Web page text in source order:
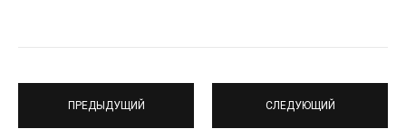
ПРЕДЫДУЩИЙ СЛЕДУЮЩИЙ